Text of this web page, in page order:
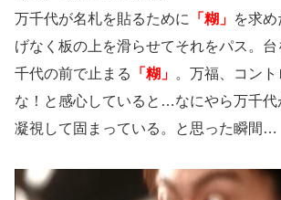
万千代が名札を貼るために
「糊」 を求め
げなく板の上を滑らせてそれをパス。
千代の前で止まる
「糊」 。万福、コン
な！と感心していると…なにやら万千代
凝視して固まっている。と思った瞬間…